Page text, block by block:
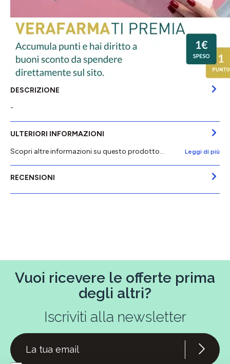
DESCRIZIONE
-
ULTERIORI INFORMAZIONI
Scopri altre informazioni su questo prodotto...
Leggi di più
RECENSIONI
Vuoi ricevere le offerte prima
degli altri?
Iscriviti alla newsletter